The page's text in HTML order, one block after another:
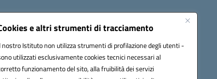
e altri strumenti di tracciamento
nostro Istituto non utilizza strumenti di profilazione degli utenti -
utilizzati esclusivamente cookies tecnici necessari al
funzionamento del sito, alla fruibilità dei servizi